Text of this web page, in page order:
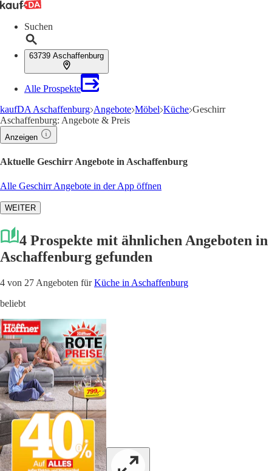
Suchen
63739 Aschaffenburg
Alle Prospekte
kaufDA Aschaffenburg Angebote Möbel Küche Geschirr
Aschaffenburg: Angebote & Preis
Anzeigen
Aktuelle Geschirr Angebote in Aschaffenburg
Alle Geschirr Angebote in der App öffnen
WEITER
4 Prospekte mit ähnlichen Angeboten in
Aschaffenburg gefunden
4 von 27 Angeboten fürKüche in Aschaffenburg
beliebt